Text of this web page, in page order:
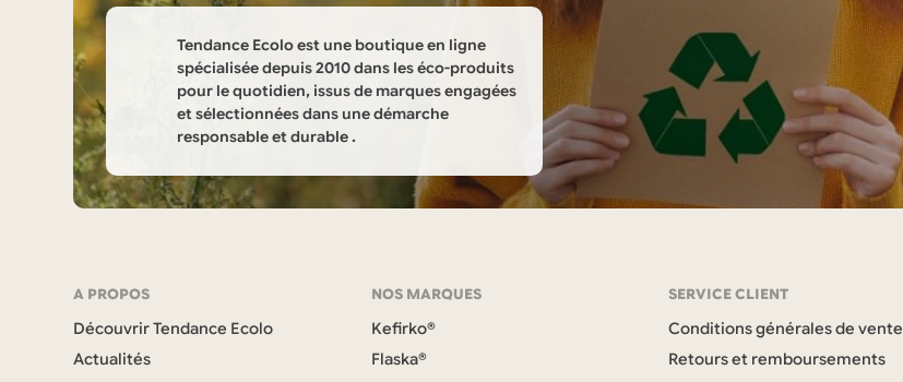
Informations
la
boutique
Tendance
Tendance Ecolo est une boutique en ligne
spécialisée depuis 2010 dans les éco-produits
pour le quotidien, issus de marques engagées
et sélectionnées dans une démarche
responsable et durable .
Navigation
A PROPOS
Découvrir Tendance Ecolo
Actualités
NOS MARQUES
Kefirko®
Flaska®
SERVICE CLIENT
Conditions générales de vente
Retours et remboursements